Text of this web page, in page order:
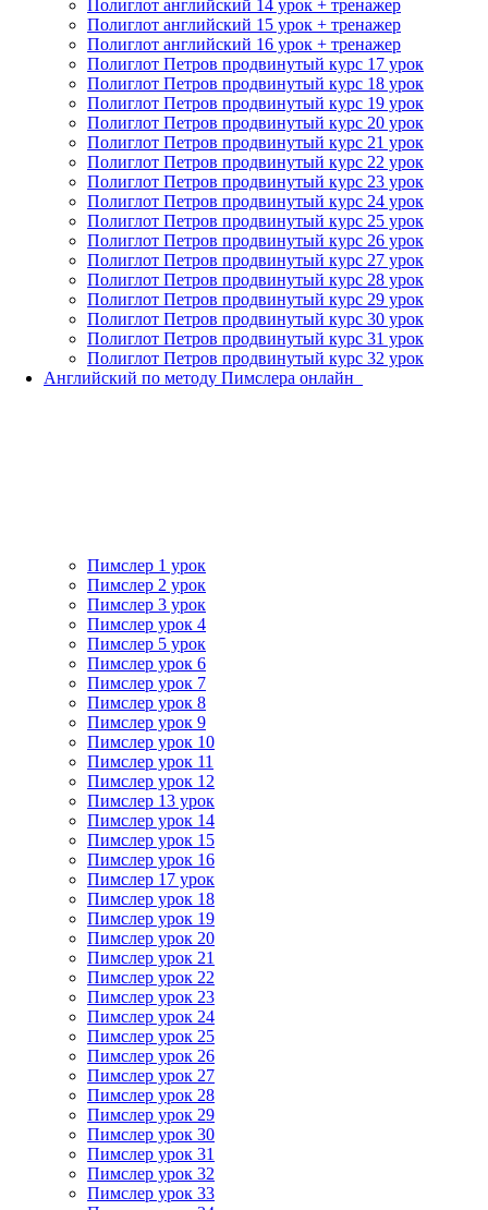
Полиглот английский 14 урок + тренажер
Полиглот английский 15 урок + тренажер
Полиглот английский 16 урок + тренажер
Полиглот Петров продвинутый курс 17 урок
Полиглот Петров продвинутый курс 18 урок
Полиглот Петров продвинутый курс 19 урок
Полиглот Петров продвинутый курс 20 урок
Полиглот Петров продвинутый курс 21 урок
Полиглот Петров продвинутый курс 22 урок
Полиглот Петров продвинутый курс 23 урок
Полиглот Петров продвинутый курс 24 урок
Полиглот Петров продвинутый курс 25 урок
Полиглот Петров продвинутый курс 26 урок
Полиглот Петров продвинутый курс 27 урок
Полиглот Петров продвинутый курс 28 урок
Полиглот Петров продвинутый курс 29 урок
Полиглот Петров продвинутый курс 30 урок
Полиглот Петров продвинутый курс 31 урок
Полиглот Петров продвинутый курс 32 урок
Английский по методу Пимслера онлайн_
Пимслер 1 урок
Пимслер 2 урок
Пимслер 3 урок
Пимслер урок 4
Пимслер 5 урок
Пимслер урок 6
Пимслер урок 7
Пимслер урок 8
Пимслер урок 9
Пимслер урок 10
Пимслер урок 11
Пимслер урок 12
Пимслер 13 урок
Пимслер урок 14
Пимслер урок 15
Пимслер урок 16
Пимслер 17 урок
Пимслер урок 18
Пимслер урок 19
Пимслер урок 20
Пимслер урок 21
Пимслер урок 22
Пимслер урок 23
Пимслер урок 24
Пимслер урок 25
Пимслер урок 26
Пимслер урок 27
Пимслер урок 28
Пимслер урок 29
Пимслер урок 30
Пимслер урок 31
Пимслер урок 32
Пимслер урок 33